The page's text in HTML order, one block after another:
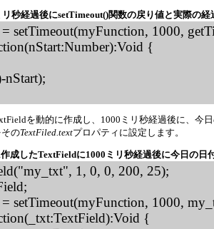
秒経過後にsetTimeout()関数の戻り値と実際の経
setTimeout(myFunction, 1000,
{
nStart);
を動的に作成し、1000ミリ秒経過後に、今
のTextFiled.textプロパティに設定します。
成したTextFieldに1000ミリ秒経過後に今日の日
1, 0, 0, 200, 25);
setTimeout(myFunction, 1000,
{